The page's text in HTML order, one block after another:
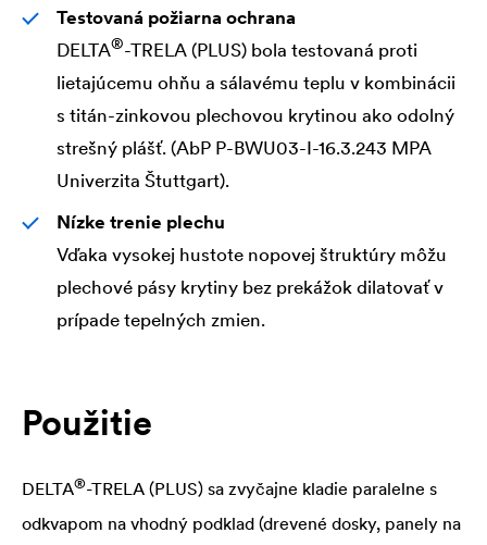
Testovaná požiarna ochrana
DELTA®-TRELA (PLUS) bola testovaná proti
lietajúcemu ohňu a sálavému teplu v kombinácii
s titán-zinkovou plechovou krytinou ako odolný
strešný plášť. (AbP P-BWU03-I-16.3.243 MPA
Univerzita Štuttgart).
Nízke trenie plechu
Vďaka vysokej hustote nopovej štruktúry môžu
plechové pásy krytiny bez prekážok dilatovať v
prípade tepelných zmien.
Použitie
DELTA®-TRELA (PLUS) sa zvyčajne kladie paralelne s
odkvapom na vhodný podklad (drevené dosky, panely na